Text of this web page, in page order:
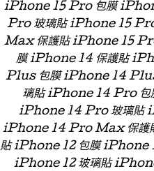
iPhone 15 Pro 包膜
Pro 玻璃貼 iPhone 15
Max 保護貼 iPhone 15
膜 iPhone 14 保護貼
Plus 包膜 iPhone 14
璃貼 iPhone 14 Pro
iPhone 14 Pro 玻璃貼
iPhone 14 Pro Max 保護
貼 iPhone 12 包膜 iPhone
iPhone 12 玻璃貼